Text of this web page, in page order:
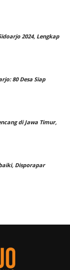
2024, Lengkap
80 Desa Siap
di Jawa Timur,
Disporapar